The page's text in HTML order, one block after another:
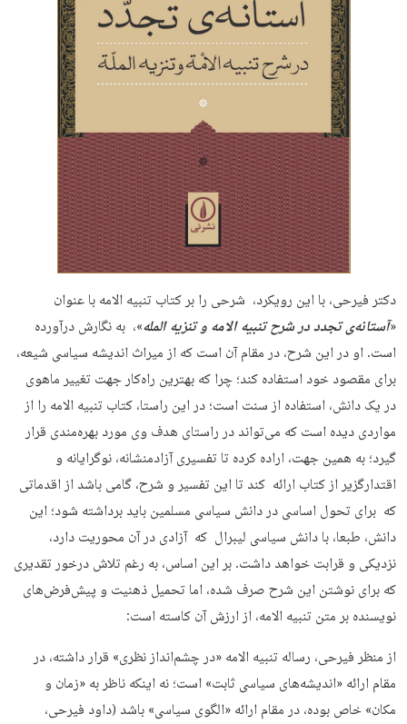
دکتر فیرحی، با این رویکرد، شرحی را بر کتاب تنبیه الامه با عنوان
«آستانه‌ی تجدد در شرح تنبیه الامه و تنزیه المله»، به نگارش درآورده
است. او در این شرح، در مقام آن است که از میراث اندیشه سیاسی شیعه،
برای مقصود خود استفاده کند؛ چرا که بهترین راه‌کار جهت تغییر ماهوی
در یک دانش، استفاده از سنت است؛ در این راستا، کتاب تنبیه الامه را از
مواردی دیده است که می‌تواند در راستای هدف وی مورد بهره‌مندی قرار
گیرد؛ به همین جهت، اراده کرده تا تفسیری آزادمنشانه، نوگرایانه و
اقتدارگزیر از کتاب ارائه کند تا این تفسیر و شرح، گامی باشد از اقدماتی
که برای تحول اساسی در دانش سیاسی مسلمین باید برداشته شود؛ این
دانش، طبعا، با دانش سیاسی لیبرال که آزادی در آن محوریت دارد،
نزدیکی و قرابت خواهد داشت. بر این اساس، به رغم تلاش درخور تقدیری
که برای نوشتن این شرح صرف شده، اما تحمیل ذهنیت و پیش‌فرض‌های
نویسنده بر متن تنبیه الامه، از ارزش آن کاسته است:
از منظر فیرحی، رساله تنبیه الامه «در چشم‌انداز نظری» قرار داشته، در
مقام ارائه «اندیشه‌های سیاسی ثابت» است؛ نه اینکه ناظر به «زمان و
مکان» خاص بوده، در مقام ارائه «الگوی سیاسی» باشد (داود فیرحی،